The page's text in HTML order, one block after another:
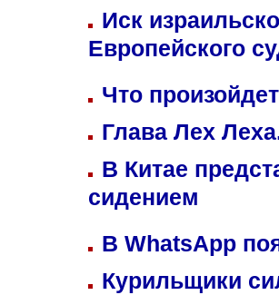
Иск
Европейского
Что
Глава Лех
В Китае
сидением
В WhatsApp
Курильщики